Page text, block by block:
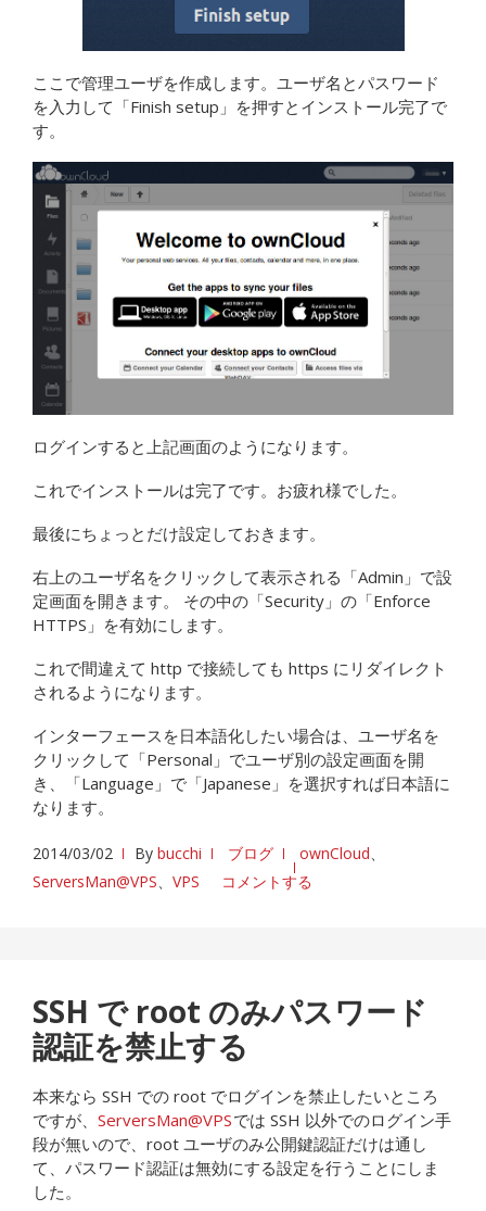
ここで管理ユーザを作成します。ユーザ名とパスワード
を入力して「Finish setup」を押すとインストール完了で
す。
ログインすると上記画面のようになります。
これでインストールは完了です。お疲れ様でした。
最後にちょっとだけ設定しておきます。
右上のユーザ名をクリックして表示される「Admin」で設
定画面を開きます。 その中の「Security」の「Enforce
HTTPS」を有効にします。
これで間違えて http で接続しても https にリダイレクト
されるようになります。
インターフェースを日本語化したい場合は、ユーザ名を
クリックして「Personal」でユーザ別の設定画面を開
き、「Language」で「Japanese」を選択すれば日本語に
なります。
2014/03/02 By bucchi ブログ ownCloud、
ServersMan@VPS、 VPS コメントする
SSH で root のみパスワード
認証を禁止する
本来なら SSH での root でログインを禁止したいところ
ですが、 ServersMan@VPSでは SSH 以外でのログイン手
段が無いので、root ユーザのみ公開鍵認証だけは通し
て、パスワード認証は無効にする設定を行うことにしま
した。